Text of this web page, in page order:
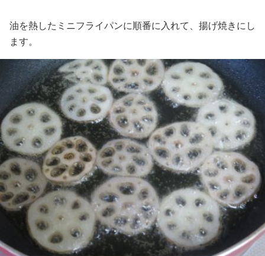
油を熱したミニフライパンに順番に入れて、揚げ焼きにし
ます。